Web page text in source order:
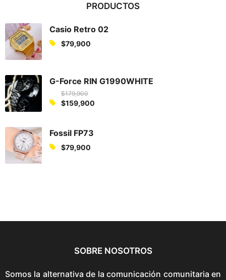
PRODUCTOS
Casio Retro 02
$79,900
G-Force RIN G1990WHITE
$179,900
O
i
i
a
$159,900
r
r
i
s
Fossil FP73
$79,900
SOBRE NOSOTROS
Somos la alternativa de la comunicación comunitaria en